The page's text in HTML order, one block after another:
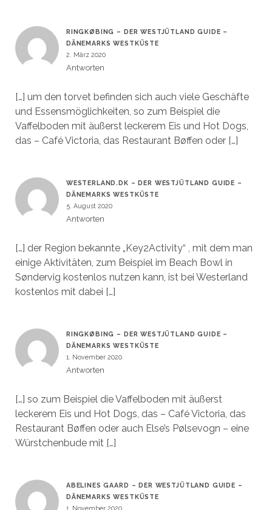
RINGKØBING – DER WESTJÜTLAND GUIDE –
DÄNEMARKS WESTKÜSTE
2. März 2020
Antworten
[…] um den torvet befinden sich auch viele Geschäfte
und Essensmöglichkeiten, so zum Beispiel die
Vaffelboden mit äußerst leckerem Eis und Hot Dogs,
das – Café Victoria, das Restaurant Bøffen oder […]
WESTERLAND.DK – DER WESTJÜTLAND GUIDE –
DÄNEMARKS WESTKÜSTE
5. August 2020
Antworten
[…] der Region bekannte „Key2Activity“ , mit dem man
einige Aktivitäten, zum Beispiel im Beach Bowl in
Søndervig kostenlos nutzen kann, ist bei Westerland
kostenlos mit dabei […]
RINGKØBING – DER WESTJÜTLAND GUIDE –
DÄNEMARKS WESTKÜSTE
1. November 2020
Antworten
[…] so zum Beispiel die Vaffelboden mit äußerst
leckerem Eis und Hot Dogs, das – Café Victoria, das
Restaurant Bøffen oder auch Else’s Pølsevogn – eine
Würstchenbude mit […]
ABELINES GAARD – DER WESTJÜTLAND GUIDE –
DÄNEMARKS WESTKÜSTE
1. November 2020